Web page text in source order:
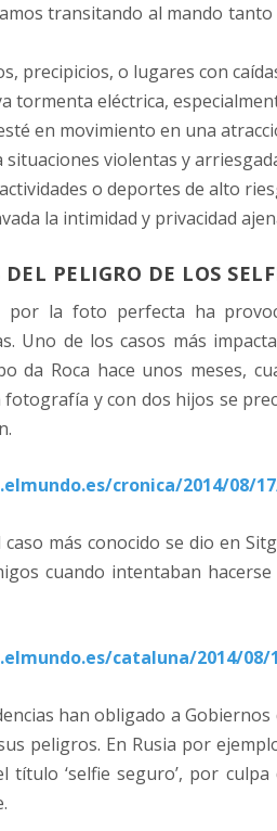
transitando al mando
precipicios, o lugares con
tormenta eléctrica,
en movimiento en una
situaciones violentas y
o deportes de alto
la intimidad y privacidad
DEL PELIGRO DE LOS
por la foto perfecta ha
Uno de los casos más
da Roca hace unos meses,
fotografía y con dos hijos se
cronica/2014/08/
caso más conocido se dio en
cuando intentaban
cataluna/2014/08/
han obligado a
peligros. En Rusia por
título ‘selfie seguro’, por